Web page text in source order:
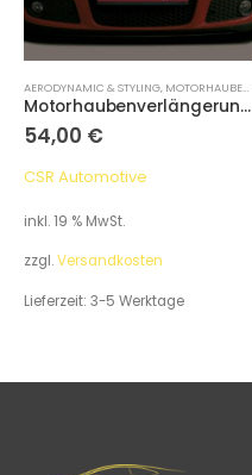
AERODYNAMIC & STYLING, MOTORHAUBENVERLÄNGERUNG
Motorhaubenverlängerung, VW Golf 5 1K
54,00 €
CSR Automotive
inkl. 19 % MwSt.
zzgl.Versandkosten
Lieferzeit: 3-5 Werktage